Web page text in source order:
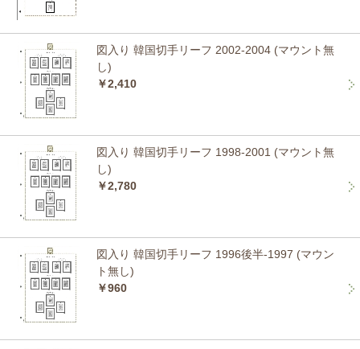
図入り 韓国切手リーフ 2002-2004 (マウント無
し)
￥2,410
図入り 韓国切手リーフ 1998-2001 (マウント無
し)
￥2,780
図入り 韓国切手リーフ 1996後半-1997 (マウン
ト無し)
￥960